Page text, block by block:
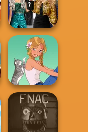
Dora Cooking in
la Cucina
Party Crashers
Ex-Boyfriend
Ed...
A Girl And Her Pet